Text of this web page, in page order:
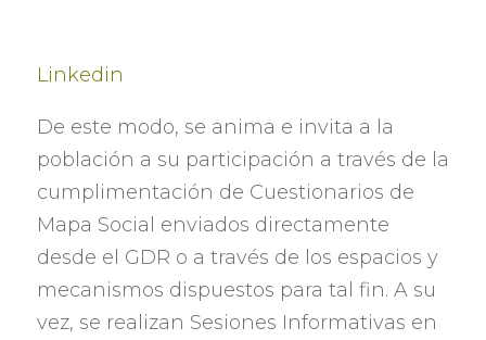
Linkedin
De este modo, se anima e invita a la
población a su participación a través de la
cumplimentación de Cuestionarios de
Mapa Social enviados directamente
desde el GDR o a través de los espacios y
mecanismos dispuestos para tal fin. A su
vez, se realizan Sesiones Informativas en